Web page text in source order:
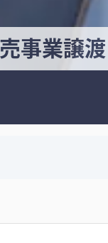
事業譲渡